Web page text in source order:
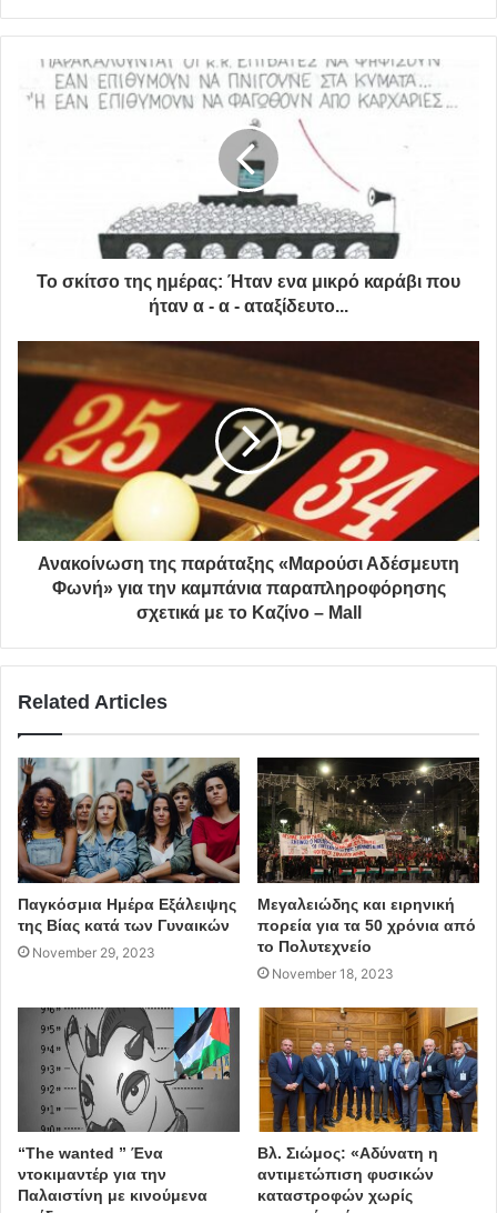
Το σκίτσο της ημέρας: Ήταν ενα μικρό καράβι που
ήταν α - α - αταξίδευτο...
Ανακοίνωση της παράταξης «Μαρούσι Αδέσμευτη
Φωνή» για την καμπάνια παραπληροφόρησης
σχετικά με το Καζίνο – Mall
Related Articles
Παγκόσμια Ημέρα Εξάλειψης
της Βίας κατά των Γυναικών
November 29, 2023
Μεγαλειώδης και ειρηνική
πορεία για τα 50 χρόνια από
το Πολυτεχνείο
November 18, 2023
“The wanted ” Ένα
ντοκιμαντέρ για την
Παλαιστίνη με κινούμενα
Βλ. Σιώμος: «Αδύνατη η
αντιμετώπιση φυσικών
καταστροφών χωρίς